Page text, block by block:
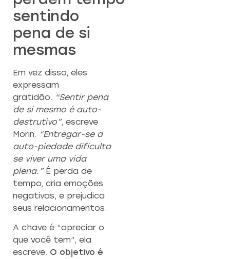
sentindo
pena de si
mesmas
Em vez disso, eles
expressam
gratidão. “Sentir pena
de si mesmo é auto-
destrutivo”, escreve
Morin. “Entregar-se a
auto-piedade dificulta
se viver uma vida
plena.”É perda de
tempo, cria emoções
negativas, e prejudica
seus relacionamentos.
A chave é “apreciar o
que você tem”, ela
escreve. O objetivo é